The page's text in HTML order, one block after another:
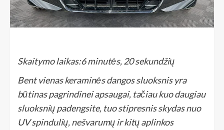
Skaitymo laikas:6 minutės, 20 sekundžių
Bent vienas keraminės dangos sluoksnis yra
būtinas pagrindinei apsaugai, tačiau kuo daugiau
sluoksnių padengsite, tuo stipresnis skydas nuo
UV spindulių, nešvarumų ir kitų aplinkos